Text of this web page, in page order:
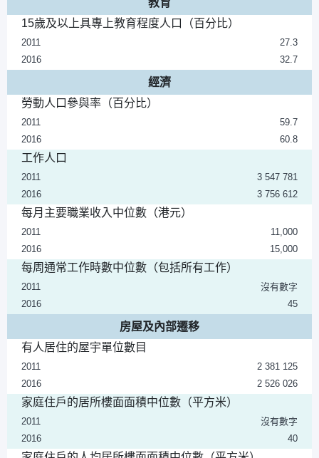
15歲及以上具專上教育程度人口（百分比）
2011
27.3
2016
32.7
經濟
勞動人口參與率（百分比）
2011
59.7
2016
60.8
工作人口
2011
3 547 781
2016
3 756 612
每月主要職業收入中位數（港元）
2011
11,000
2016
15,000
每周通常工作時數中位數（包括所有工作）
2011
沒有數字
2016
45
房屋及內部遷移
有人居住的屋宇單位數目
2011
2 381 125
2016
2 526 026
家庭住戶的居所樓面面積中位數（平方米）
2011
沒有數字
2016
40